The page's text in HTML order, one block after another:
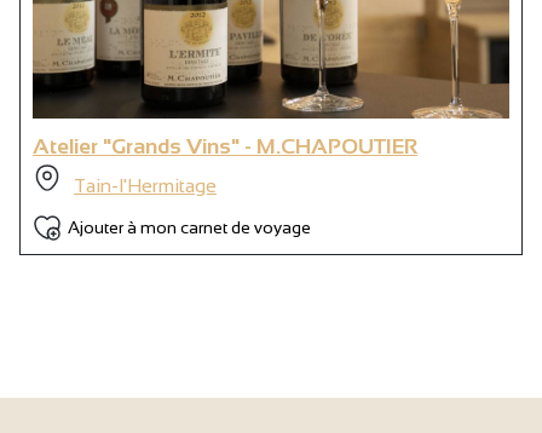
Atelier "Grands Vins" - M.CHAPOUTIER
Tain-l'Hermitage
Ajouter à mon carnet de voyage